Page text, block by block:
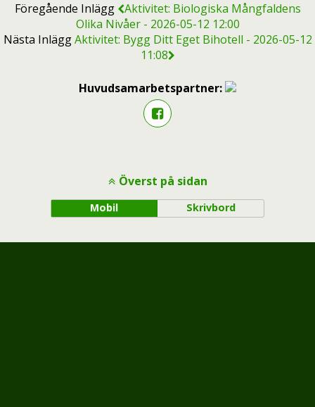
Föregående Inlägg
Aktivitet: Biologiska Mångfaldens
Olika Nivåer - 2026-05-12 12:00
Nästa InläggAktivitet: Bygg Ditt Eget Bihotell - 2026-05-12
11:08
Huvudsamarbetspartner:
Överst på sidan
Mobil Skrivbord